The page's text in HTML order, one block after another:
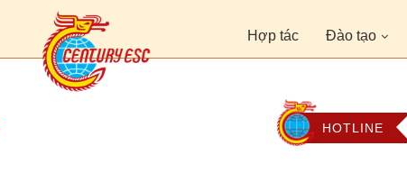
Hợp tác Đào tạo
HOTLINE